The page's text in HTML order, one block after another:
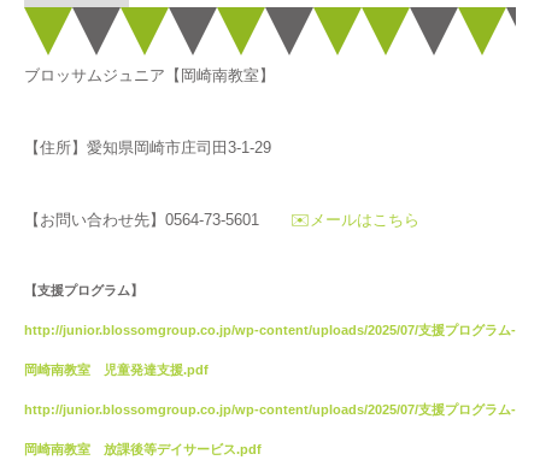
ブロッサムジュニア【岡崎南教室】
【住所】愛知県岡崎市庄司⽥3-1-29
【お問い合わせ先】0564-73-5601 ✉️メールはこちら
【支援プログラム】
http://junior.blossomgroup.co.jp/wp-content/uploads/2025/07/支援プログラム-
岡崎南教室 児童発達支援.pdf
http://junior.blossomgroup.co.jp/wp-content/uploads/2025/07/支援プログラム-
岡崎南教室 放課後等デイサービス.pdf